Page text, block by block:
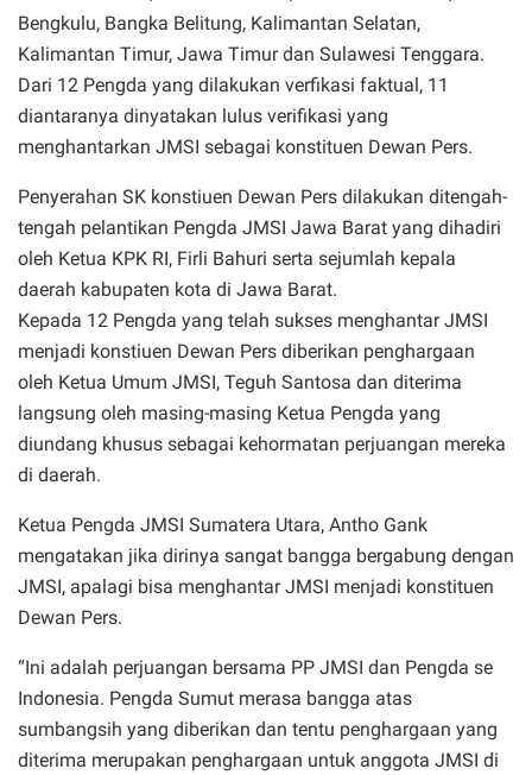
Bengkulu, Bangka Belitung, Kalimantan Selatan,
Kalimantan Timur, Jawa Timur dan Sulawesi Tenggara.
Dari 12 Pengda yang dilakukan verfikasi faktual, 11
diantaranya dinyatakan lulus verifikasi yang
menghantarkan JMSI sebagai konstituen Dewan Pers.
Penyerahan SK konstiuen Dewan Pers dilakukan ditengah-
tengah pelantikan Pengda JMSI Jawa Barat yang dihadiri
oleh Ketua KPK RI, Firli Bahuri serta sejumlah kepala
daerah kabupaten kota di Jawa Barat.
Kepada 12 Pengda yang telah sukses menghantar JMSI
menjadi konstiuen Dewan Pers diberikan penghargaan
oleh Ketua Umum JMSI, Teguh Santosa dan diterima
langsung oleh masing-masing Ketua Pengda yang
diundang khusus sebagai kehormatan perjuangan mereka
di daerah.
Ketua Pengda JMSI Sumatera Utara, Antho Gank
mengatakan jika dirinya sangat bangga bergabung dengan
JMSI, apalagi bisa menghantar JMSI menjadi konstituen
Dewan Pers.
“Ini adalah perjuangan bersama PP JMSI dan Pengda se
Indonesia. Pengda Sumut merasa bangga atas
sumbangsih yang diberikan dan tentu penghargaan yang
diterima merupakan penghargaan untuk anggota JMSI di